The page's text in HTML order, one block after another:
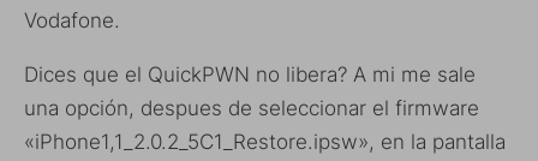
Vodafone.
Dices que el QuickPWN no libera? A mi me sale
una opción, despues de seleccionar el firmware
«iPhone1,1_2.0.2_5C1_Restore.ipsw», en la pantalla